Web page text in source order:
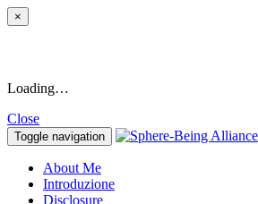
×
Loading…
Close
Toggle navigation
About Me
Introduzione
Disclosure